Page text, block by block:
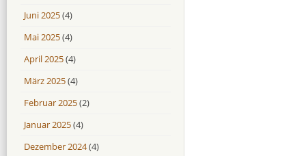
Juni 2025(4)
Mai 2025(4)
April 2025(4)
März 2025(4)
Februar 2025(2)
Januar 2025(4)
Dezember 2024(4)